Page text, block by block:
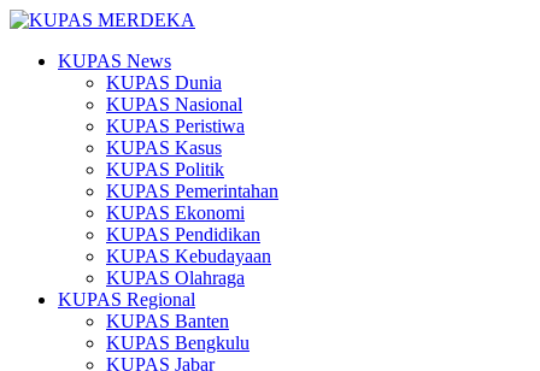
KUPAS News
KUPAS Dunia
KUPAS Nasional
KUPAS Peristiwa
KUPAS Kasus
KUPAS Politik
KUPAS Pemerintahan
KUPAS Ekonomi
KUPAS Pendidikan
KUPAS Kebudayaan
KUPAS Olahraga
KUPAS Regional
KUPAS Banten
KUPAS Bengkulu
KUPAS Jabar